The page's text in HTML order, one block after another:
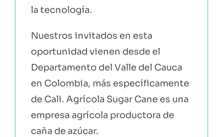
la tecnología.
Nuestros invitados en esta
oportunidad vienen desde el
Departamento del Valle del Cauca
en Colombia, más específicamente
de Cali. Agrícola Sugar Cane es una
empresa agrícola productora de
caña de azúcar.